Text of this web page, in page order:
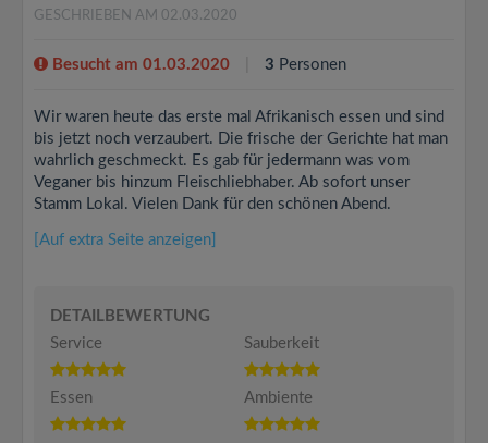
GESCHRIEBEN AM 02.03.2020
Besucht am 01.03.2020 3 Personen
Wir waren heute das erste mal Afrikanisch essen und sind
bis jetzt noch verzaubert. Die frische der Gerichte hat man
wahrlich geschmeckt. Es gab für jedermann was vom
Veganer bis hinzum Fleischliebhaber. Ab sofort unser
Stamm Lokal. Vielen Dank für den schönen Abend.
[Auf extra Seite anzeigen]
DETAILBEWERTUNG
Service
Sauberkeit
Essen Ambiente